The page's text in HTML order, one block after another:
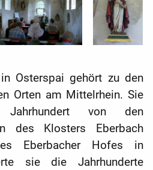
Osterspai gehört zu den
Orten am Mittelrhein. Sie
von den
des Klosters Eberbach
Eberbacher Hofes in
sie die Jahrhunderte